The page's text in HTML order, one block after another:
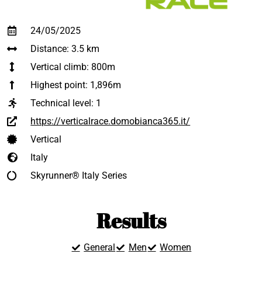
24/05/2025
Distance: 3.5 km
Vertical climb: 800m
Highest point: 1,896m
Technical level: 1
https://verticalrace.domobianca365.it/
Vertical
Italy
Skyrunner® Italy Series
Results
General Men Women